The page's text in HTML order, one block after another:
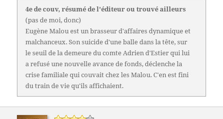
4e de couv, résumé de l'éditeur ou trouvé ailleurs
(pas de moi, donc)
Eugène Malou est un brasseur d'affaires dynamique et
malchanceux. Son suicide d'une balle dans la tête, sur
le seuil de la demeure du comte Adrien d'Estier qui lui
a refusé une nouvelle avance de fonds, déclenche la
crise familiale qui couvait chez les Malou. C'en est fini
du train de vie qu'ils affichaient.